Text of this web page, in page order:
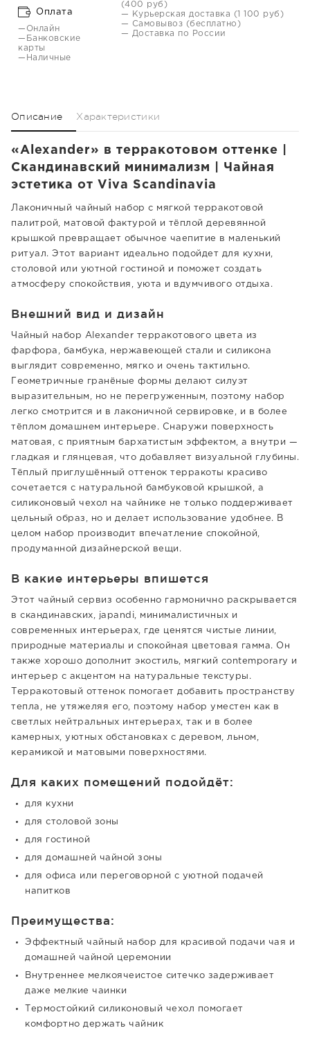
Оплата
—Онлайн
—Банковские
карты
—Наличные
(400 руб)
— Курьерская доставка (1 100 руб)
— Самовывоз (бесплатно)
— Доставка по России
Описание Характеристики
«Alexander» в терракотовом оттенке |
Скандинавский минимализм | Чайная
эстетика от Viva Scandinavia
Лаконичный чайный набор с мягкой терракотовой
палитрой, матовой фактурой и тёплой деревянной
крышкой превращает обычное чаепитие в маленький
ритуал. Этот вариант идеально подойдет для кухни,
столовой или уютной гостиной и поможет создать
атмосферу спокойствия, уюта и вдумчивого отдыха.
Внешний вид и дизайн
Чайный набор Alexander терракотового цвета из
фарфора, бамбука, нержавеющей стали и силикона
выглядит современно, мягко и очень тактильно.
Геометричные гранёные формы делают силуэт
выразительным, но не перегруженным, поэтому набор
легко смотрится и в лаконичной сервировке, и в более
тёплом домашнем интерьере. Снаружи поверхность
матовая, с приятным бархатистым эффектом, а внутри —
гладкая и глянцевая, что добавляет визуальной глубины.
Тёплый приглушённый оттенок терракоты красиво
сочетается с натуральной бамбуковой крышкой, а
силиконовый чехол на чайнике не только поддерживает
цельный образ, но и делает использование удобнее. В
целом набор производит впечатление спокойной,
продуманной дизайнерской вещи.
В какие интерьеры впишется
Этот чайный сервиз особенно гармонично раскрывается
в скандинавских, japandi, минималистичных и
современных интерьерах, где ценятся чистые линии,
природные материалы и спокойная цветовая гамма. Он
также хорошо дополнит экостиль, мягкий contemporary и
интерьер с акцентом на натуральные текстуры.
Терракотовый оттенок помогает добавить пространству
тепла, не утяжеляя его, поэтому набор уместен как в
светлых нейтральных интерьерах, так и в более
камерных, уютных обстановках с деревом, льном,
керамикой и матовыми поверхностями.
Для каких помещений подойдёт:
для кухни
для столовой зоны
для гостиной
для домашней чайной зоны
для офиса или переговорной с уютной подачей
напитков
Преимущества:
Эффектный чайный набор для красивой подачи чая и
домашней чайной церемонии
Внутреннее мелкоячеистое ситечко задерживает
даже мелкие чаинки
Термостойкий силиконовый чехол помогает
комфортно держать чайник